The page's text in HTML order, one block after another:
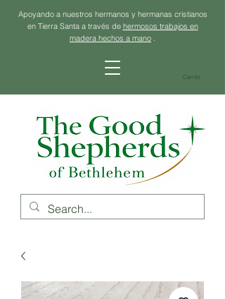
Apoyando a nuestros hermanos y hermanas cristianos
en Tierra Santa a través de hermosos trabajos en
madera hechos a mano .
Carrito